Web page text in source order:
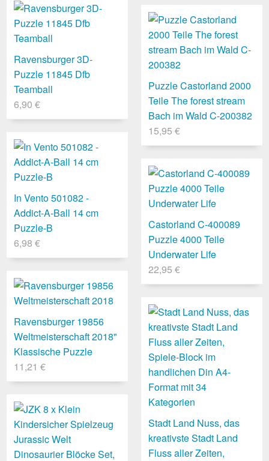
Ravensburger 3D-
Puzzle 11845 Dfb
Teamball
6,90 €
Puzzle Castorland 2000
Teile The forest stream
Bach im Wald C-200382
15,95 €
In Vento 501082 -
Addict-A-Ball 14 cm
Puzzle-B
6,98 €
Castorland C-400089
Puzzle 4000 Teile
Underwater Life
22,95 €
Ravensburger 19856
Weltmeisterschaft 2018"
Klassische Puzzle
11,21 €
Stadt Land Nuss, das
kreativste Stadt Land
Fluss aller Zeiten,